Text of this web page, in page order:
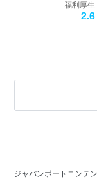
福利厚生
2.6
ジャパンポートコンテ